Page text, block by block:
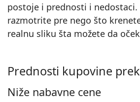
postoje i prednosti i nedostaci.
razmotrite pre nego što
realnu sliku šta možete da
Prednosti kupovine
Niže nabavne cene